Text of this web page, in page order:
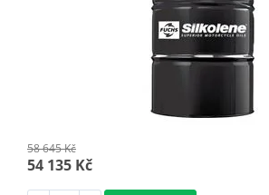
58 645 Kč
54 135 Kč